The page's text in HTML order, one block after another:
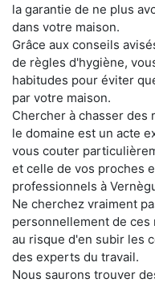
la garantie de ne plus
dans votre maison.
Grâce aux conseils
de règles d'hygiène,
habitudes pour éviter
par votre maison.
Chercher à chasser des
le domaine est un acte
vous couter
et celle de vos proches
professionnels à
Ne cherchez vraiment
personnellement de
au risque d'en subir les
des experts du travail.
Nous saurons trouver